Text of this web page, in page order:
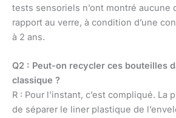
tests sensoriels n’ont montré aucune
rapport au verre, à condition d’une
à 2 ans.
Q2 : Peut-on recycler ces bouteilles
classique ?
R : Pour l’instant, c’est compliqué. La
de séparer le liner plastique de